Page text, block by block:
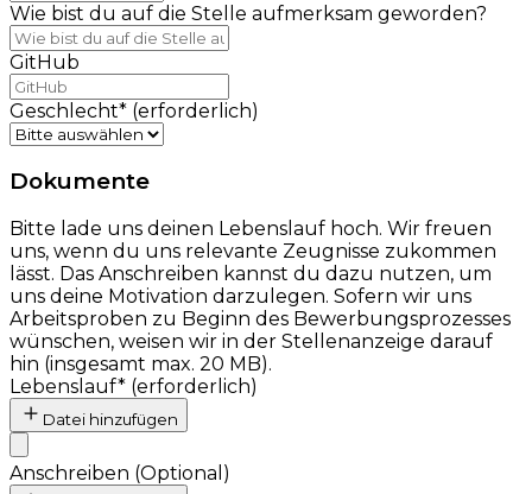
Wie bist du auf die Stelle aufmerksam geworden?
GitHub
Geschlecht* (erforderlich)
Dokumente
Bitte lade uns deinen Lebenslauf hoch. Wir freuen
uns, wenn du uns relevante Zeugnisse zukommen
lässt. Das Anschreiben kannst du dazu nutzen, um
uns deine Motivation darzulegen. Sofern wir uns
Arbeitsproben zu Beginn des Bewerbungsprozesses
wünschen, weisen wir in der Stellenanzeige darauf
hin (insgesamt max. 20 MB).
Lebenslauf* (erforderlich)
Datei hinzufügen
Anschreiben (Optional )